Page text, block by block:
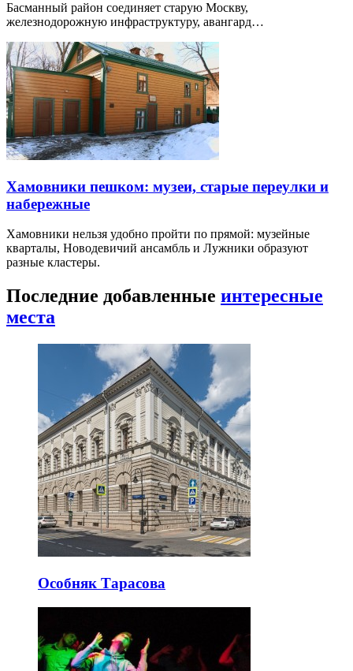
Басманный район соединяет старую Москву,
железнодорожную инфраструктуру, авангард…
Хамовники пешком: музеи, старые переулки и
набережные
Хамовники нельзя удобно пройти по прямой: музейные
кварталы, Новодевичий ансамбль и Лужники образуют
разные кластеры.
Последние добавленные интересные
места
Особняк Тарасова